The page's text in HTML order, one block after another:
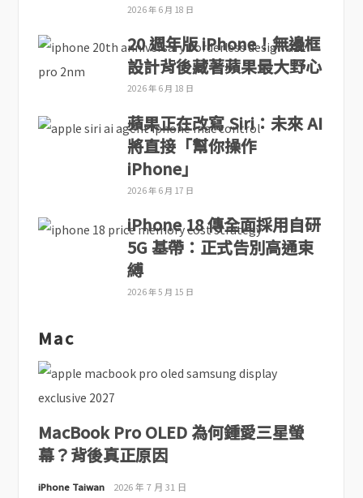
2026 年 6 月 18 日
20 週年版 iPhone！無邊框
設計背後藏著蘋果最大野心
2026 年 6 月 18 日
蘋果正在改寫 Siri：未來 AI
將直接「幫你操作
iPhone」
2026 年 6 月 17 日
iPhone 18 傳全面採用自研
5G 基帶：正式告別高通束
縛
2026 年 5 月 15 日
Mac
MacBook Pro OLED 為何鍾愛三星螢
幕？背後真正原因
iPhone Taiwan 2026 年 7 月 31 日